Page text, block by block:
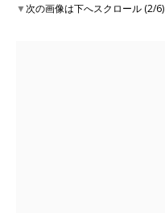
▼次の画像は下へスクロール (2/6)